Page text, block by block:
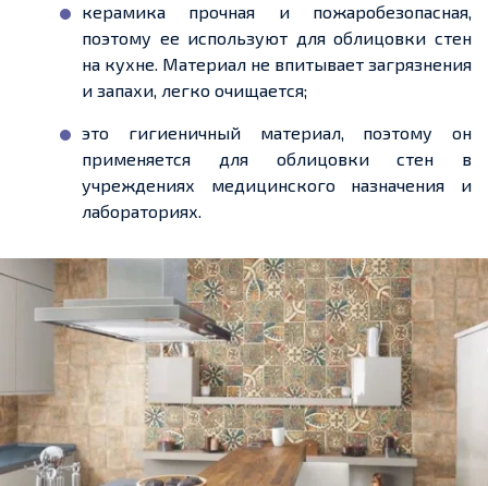
керамика прочная и пожаробезопасная,
поэтому ее используют для облицовки стен
на кухне. Материал не впитывает загрязнения
и запахи, легко очищается;
это гигиеничный материал, поэтому он
применяется для облицовки стен в
учреждениях медицинского назначения и
лабораториях.